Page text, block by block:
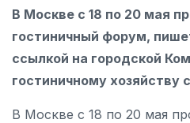
В Москве с 18 по 20 мая
гостиничный форум,
ссылкой на городской
гостиничному хозяйству
В Москве с 18 по 20 мая